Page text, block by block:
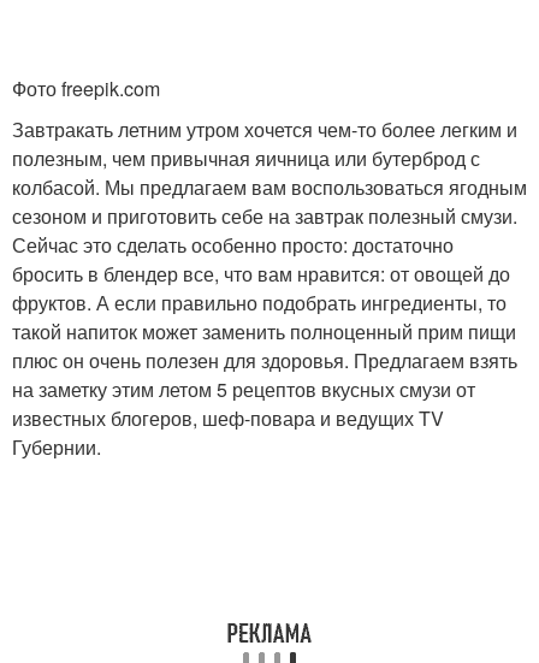
Фото freepik.com
Завтракать летним утром хочется чем-то более легким и
полезным, чем привычная яичница или бутерброд с
колбасой. Мы предлагаем вам воспользоваться ягодным
сезоном и приготовить себе на завтрак полезный смузи.
Сейчас это сделать особенно просто: достаточно
бросить в блендер все, что вам нравится: от овощей до
фруктов. А если правильно подобрать ингредиенты, то
такой напиток может заменить полноценный прим пищи
плюс он очень полезен для здоровья. Предлагаем взять
на заметку этим летом 5 рецептов вкусных смузи от
известных блогеров, шеф-повара и ведущих TV
Губернии.